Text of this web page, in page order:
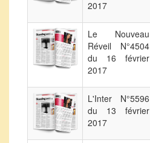
2017
Le Nouveau
Réveil N°4504
du 16 février
2017
L'Inter N°5596
du 13 février
2017